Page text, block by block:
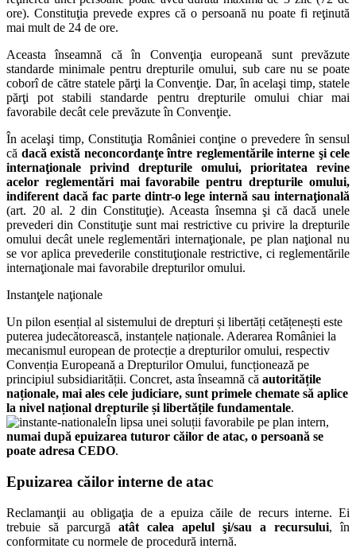
ore). Constituţia prevede expres că o persoană nu poate fi reţinută
mai mult de 24 de ore.
Aceasta înseamnă că în Convenţia europeană sunt prevăzute
standarde minimale pentru drepturile omului, sub care nu se poate
coborî de către statele părţi la Convenţie. Dar, în acelaşi timp, statele
părţi pot stabili standarde pentru drepturile omului chiar mai
favorabile decât cele prevăzute în Convenţie.
În acelaşi timp, Constituţia României conţine o prevedere în sensul
că dacă există neconcordanţe între reglementările interne şi cele
internaţionale privind drepturile omului, prioritatea revine
acelor reglementări mai favorabile pentru drepturile omului,
indiferent dacă fac parte dintr-o lege internă sau internaţională
(art. 20 al. 2 din Constituţie). Aceasta însemna şi că dacă unele
prevederi din Constituţie sunt mai restrictive cu privire la drepturile
omului decât unele reglementări internaţionale, pe plan naţional nu
se vor aplica prevederile constituţionale restrictive, ci reglementările
internaţionale mai favorabile drepturilor omului.
Instanţele naţionale
Un pilon esențial al sistemului de drepturi și libertăți cetățenești este
puterea judecătorească, instanțele naționale. Aderarea României la
mecanismul european de protecție a drepturilor omului, respectiv
Convenția Europeană a Drepturilor Omului, funcționează pe
principiul subsidiarității. Concret, asta înseamnă că autoritățile
naționale, mai ales cele judiciare, sunt primele chemate să aplice
la nivel național drepturile și libertățile fundamentale.
În lipsa unei soluții favorabile pe plan intern,
numai după epuizarea tuturor căilor de atac, o persoană se
poate adresa CEDO.
Epuizarea căilor interne de atac
Reclamanţii au obligaţia de a epuiza căile de recurs interne. Ei
trebuie să parcurgă atât calea apelul şi/sau a recursului, în
conformitate cu normele de procedură internă.